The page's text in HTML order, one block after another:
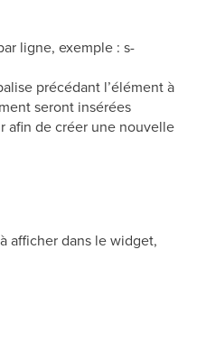
ligne, exemple : s-
précédant l’élément à
seront insérées
afin de créer une nouvelle
afficher dans le widget,